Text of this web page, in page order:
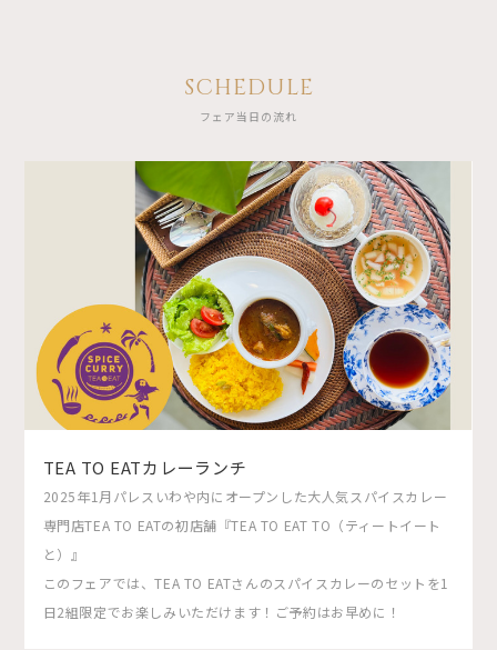
SCHEDULE
フェア当日の流れ
TEA TO EATカレーランチ
2025年1月パレスいわや内にオープンした大人気スパイスカレー
専門店TEA TO EATの初店舗『TEA TO EAT TO（ティートイート
と）』
このフェアでは、TEA TO EATさんのスパイスカレーのセットを1
日2組限定でお楽しみいただけます！ご予約はお早めに！